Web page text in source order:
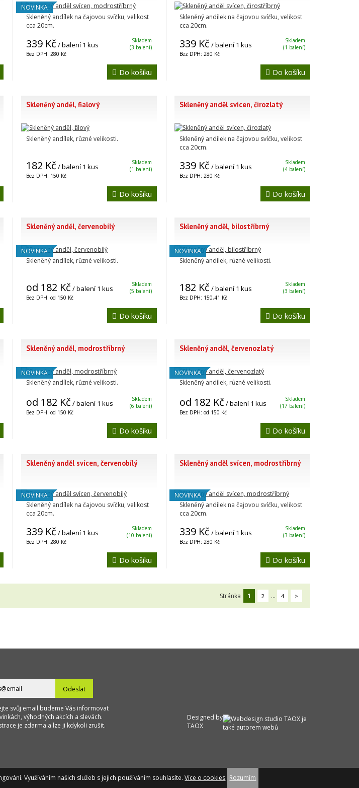
NOVINKA
Skleněný andílek na čajovou svíčku, velikost
cca 20cm.
339 Kč / balení 1 kus
Bez DPH: 280 Kč
Skladem
(3 balení)
Do košíku
Skleněný andílek na čajovou svíčku, velikost
cca 20cm.
339 Kč / balení 1 kus
Bez DPH: 280 Kč
Skladem
(1 balení)
Do košíku
Skleněný anděl, fialový
Skleněný andílek, různé velikosti.
182 Kč / balení 1 kus
Bez DPH: 150 Kč
Skladem
(1 balení)
Do košíku
Skleněný anděl svícen, čirozlatý
Skleněný andílek na čajovou svíčku, velikost
cca 20cm.
339 Kč / balení 1 kus
Bez DPH: 280 Kč
Skladem
(4 balení)
Do košíku
Skleněný anděl, červenobílý
NOVINKA
Skleněný andílek, různé velikosti.
od 182 Kč / balení 1 kus
Bez DPH: od 150 Kč
Skladem
(5 balení)
Do košíku
Skleněný anděl, bílostříbrný
NOVINKA
Skleněný andílek, různé velikosti.
182 Kč / balení 1 kus
Bez DPH: 150,41 Kč
Skladem
(3 balení)
Do košíku
Skleněný anděl, modrostříbrný
NOVINKA
Skleněný andílek, různé velikosti.
od 182 Kč / balení 1 kus
Bez DPH: od 150 Kč
Skladem
(6 balení)
Do košíku
Skleněný anděl, červenozlatý
NOVINKA
Skleněný andílek, různé velikosti.
od 182 Kč / balení 1 kus
Bez DPH: od 150 Kč
Skladem
(17 balení)
Do košíku
Skleněný anděl svícen, červenobílý
NOVINKA
Skleněný andílek na čajovou svíčku, velikost
cca 20cm.
339 Kč / balení 1 kus
Bez DPH: 280 Kč
Skladem
(10 balení)
Do košíku
Skleněný anděl svícen, modrostříbrný
NOVINKA
Skleněný andílek na čajovou svíčku, velikost
cca 20cm.
339 Kč / balení 1 kus
Bez DPH: 280 Kč
Skladem
(3 balení)
Do košíku
Stránka 1 2 ... 4 >
Odeslat
svůj email budeme Vás informovat
výhodných akcích a slevách.
je zdarma a lze ji kdykoli zrušit.
Designed by
TAOX
Využíváním našich služeb s jejich používáním souhlasíte. Více o cookies Rozumím